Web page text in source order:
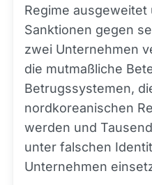
Regime ausgeweitet
Sanktionen gegen
zwei Unternehmen
die mutmaßliche
Betrugssystemen,
nordkoreanischen
werden und
unter falschen
Unternehmen